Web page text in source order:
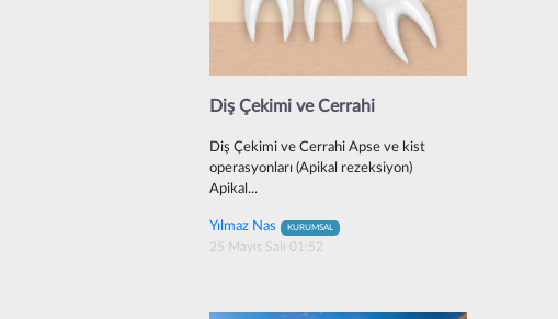
Diş Çekimi ve Cerrahi
Diş Çekimi ve Cerrahi Apse ve kist
operasyonları (Apikal rezeksiyon)
Apikal...
Yılmaz Nas KURUMSAL
25 Mayıs Salı 01:52